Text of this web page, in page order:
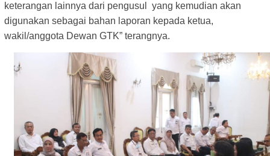
keterangan lainnya dari pengusul yang kemudian akan
digunakan sebagai bahan laporan kepada ketua,
wakil/anggota Dewan GTK” terangnya.